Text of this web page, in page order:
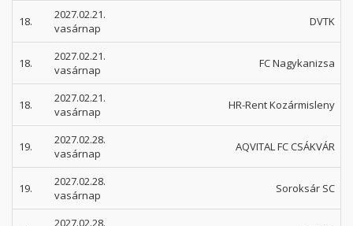
18.
2027.02.21.
vasárnap
DVTK
18.
2027.02.21.
vasárnap
FC Nagykanizsa
18.
2027.02.21.
vasárnap
HR-Rent Kozármisleny
19.
2027.02.28.
vasárnap
AQVITAL FC CSÁKVÁR
19.
2027.02.28.
vasárnap
Soroksár SC
2027.02.28.